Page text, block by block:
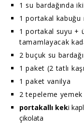
1 su bardağında
1 portakal kabuğu
1 portakal suyu +
tamamlayacak
2 buçuk su
1 paket (2 tatlı
1 paket vanilya
2 tepeleme yemek
portakallı keki
çikolata